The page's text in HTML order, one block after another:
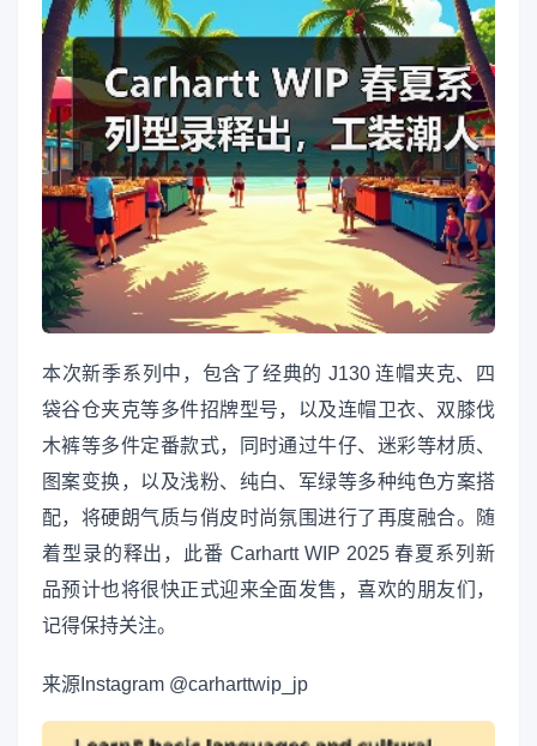
本次新季系列中，包含了经典的 J130 连帽夹克、四
袋谷仓夹克等多件招牌型号，以及连帽卫衣、双膝伐
木裤等多件定番款式，同时通过牛仔、迷彩等材质、
图案变换，以及浅粉、纯白、军绿等多种纯色方案搭
配，将硬朗气质与俏皮时尚氛围进行了再度融合。随
着型录的释出，此番 Carhartt WIP 2025 春夏系列新
品预计也将很快正式迎来全面发售，喜欢的朋友们，
记得保持关注。
来源 Instagram @carharttwip_jp